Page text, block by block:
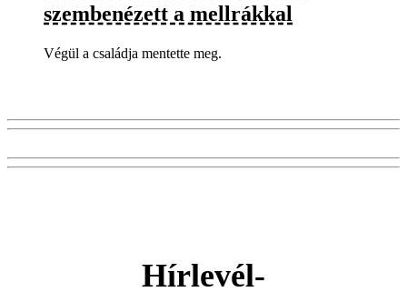
szembenézett a mellrákkal
Végül a családja mentette meg.
Hírlevél-